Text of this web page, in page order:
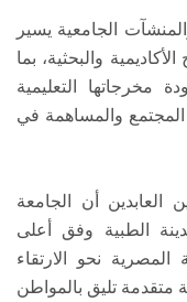
الجامعية يسير
والبحثية، بما
مخرجاتها التعليمية
والمساهمة في
العابدين أن الجامعة
الطبية وفق أعلى
المصرية نحو الارتقاء
متقدمة تليق بالمواطن